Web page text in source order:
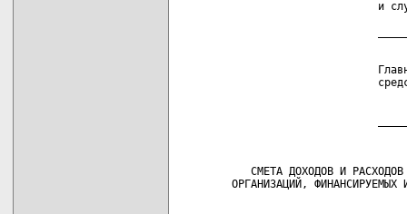
и
СМЕТА ДОХОДОВ И